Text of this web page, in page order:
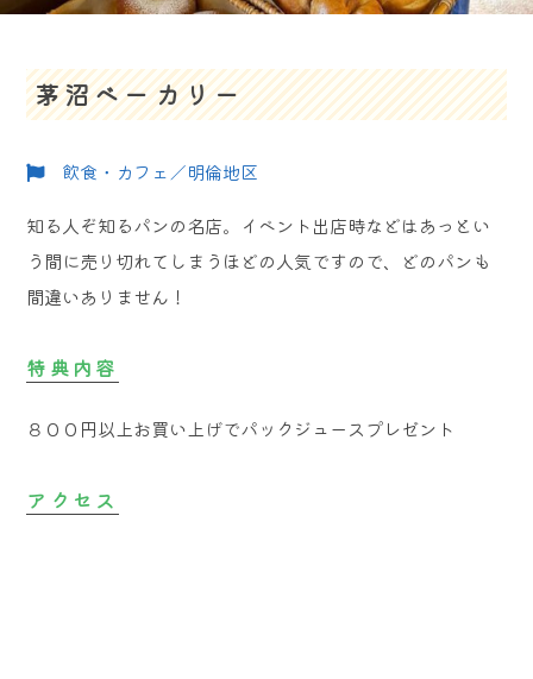
茅沼ベーカリー
飲食・カフェ／明倫地区
知る人ぞ知るパンの名店。イベント出店時などはあっとい
う間に売り切れてしまうほどの人気ですので、どのパンも
間違いありません！
特典内容
８００円以上お買い上げでパックジュースプレゼント
アクセス